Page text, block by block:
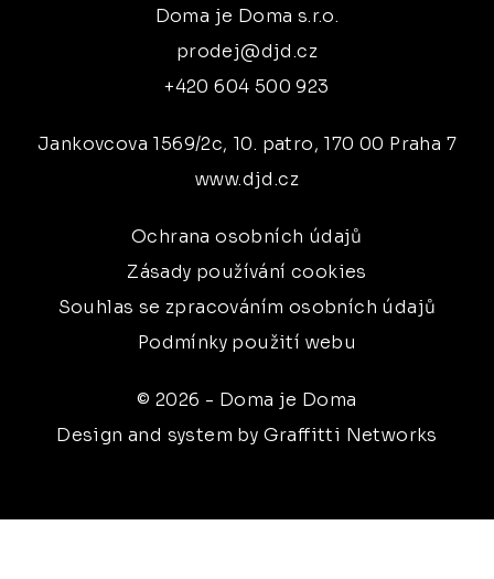
Doma je Doma s.r.o.
prodej@djd.cz
+420 604 500 923
Jankovcova 1569/2c, 10. patro, 170 00 Praha 7
www.djd.cz
Ochrana osobních údajů
Zásady používání cookies
Souhlas se zpracováním osobních údajů
Podmínky použití webu
© 2026 - Doma je Doma
Design and system by Graffitti Networks